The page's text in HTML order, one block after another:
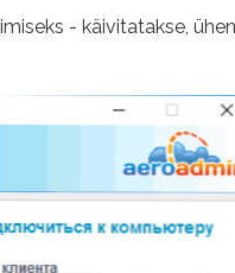
- käivitatakse,